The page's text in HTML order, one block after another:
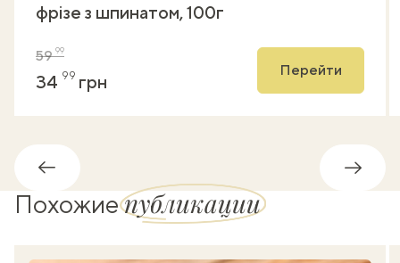
фрізе з шпинатом, 100г
5999
34 99 грн
Перейти
Обратно
Похожиепубликации